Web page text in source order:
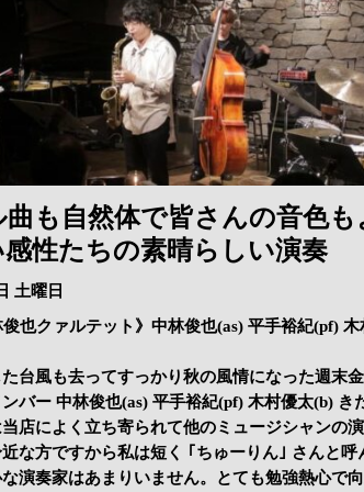
も自然体で皆さんの音色も
性たちの素晴らしい演奏
土曜日
也クァルテット》中林俊也(as) 平手裕紀(pf)
台風も去ってすっかり秋の風情になった週末
バー 中林俊也(as) 平手裕紀(pf) 木村優太(b) き
店によく立ち寄られて他のミュージシャンの
な方ですから私は短く ｢ちゅーりん｣ さんと呼
演奏家はあまりいません。とても勉強熱心で